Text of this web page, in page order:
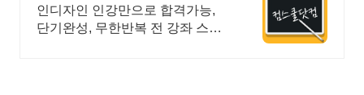
청&결제시 기프티콘!
인디자인 인강만으로 합격가능,
단기완성, 무한반복 전 강좌 스마